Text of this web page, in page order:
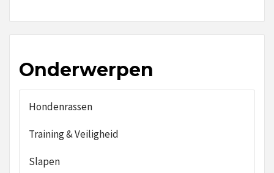
Onderwerpen
Hondenrassen
Training & Veiligheid
Slapen